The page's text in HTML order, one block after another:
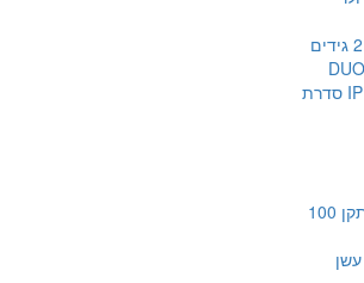
מערכות 2 גידים
מערכות IP סדרת
מערכות כריזה תקן 100